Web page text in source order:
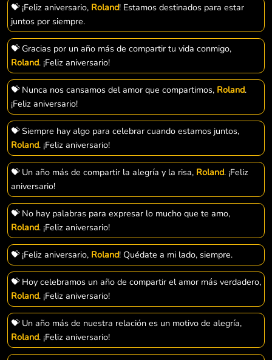
💝 ¡Feliz aniversario, Roland! Estamos destinados para estar
juntos por siempre.
💝 Gracias por un año más de compartir tu vida conmigo,
Roland. ¡Feliz aniversario!
💝 Nunca nos cansamos del amor que compartimos, Roland.
¡Feliz aniversario!
💝 Siempre hay algo para celebrar cuando estamos juntos,
Roland. ¡Feliz aniversario!
💝 Un año más de compartir la alegría y la risa, Roland. ¡Feliz
aniversario!
💝 No hay palabras para expresar lo mucho que te amo,
Roland. ¡Feliz aniversario!
💝 ¡Feliz aniversario, Roland! Quédate a mi lado, siempre.
💝 Hoy celebramos un año de compartir el amor más verdadero,
Roland. ¡Feliz aniversario!
💝 Un año más de nuestra relación es un motivo de alegría,
Roland. ¡Feliz aniversario!